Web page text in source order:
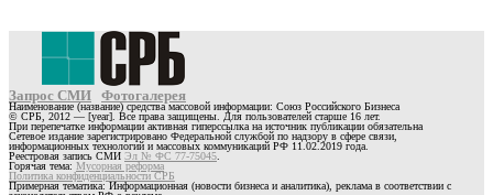
Запрос СМИ Фотогалерея
Наименование (название) средства массовой информации: Союз Российского Бизнеса
© СРБ, 2012 — [year]. Все права защищены. Для пользователей старше 16 лет.
При перепечатке информации активная гиперссылка на источник публикации обязательна
Сетевое издание зарегистрировано Федеральной службой по надзору в сфере связи,
информационных технологий и массовых коммуникаций РФ 11.02.2019 года.
Реестровая запись СМИ Эл № ФС 77-75045
Горячая тема: Мусорная реформа
Политика конфиденциальности СРБ
Примерная тематика: Информационная (новости бизнеса и аналитика), реклама в соответствии с